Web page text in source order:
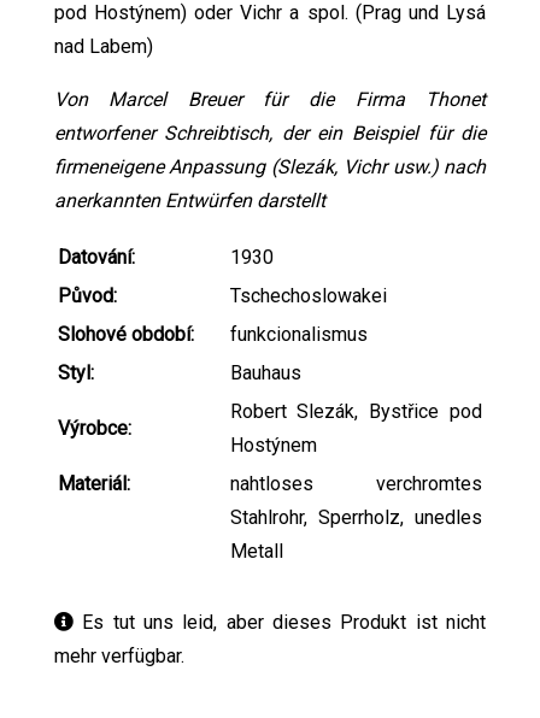
pod Hostýnem) oder Vichr a spol. (Prag und Lysá
nad Labem)
Von Marcel Breuer für die Firma Thonet
entworfener Schreibtisch, der ein Beispiel für die
firmeneigene Anpassung (Slezák, Vichr usw.) nach
anerkannten Entwürfen darstellt
Datování:
1930
Původ:
Tschechoslowakei
Slohové období:
funkcionalismus
Styl:
Bauhaus
Výrobce:
Robert Slezák, Bystřice pod
Hostýnem
Materiál:
nahtloses verchromtes
Stahlrohr, Sperrholz, unedles
Metall
Es tut uns leid, aber dieses Produkt ist nicht
mehr verfügbar.